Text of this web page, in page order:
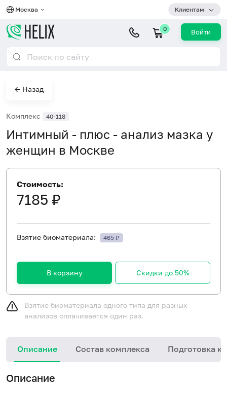
Москва Клиентам
0 Войти
← Назад
Комплекс 40-118
Интимный - плюс - анализ мазка у
женщин в Москве
Стоимость:
7185 ₽
Взятие биоматериала: 465 ₽
В корзину Скидки до 50%
Взятие биоматериала одного типа для разных
анализов оплачивается один раз.
Описание Состав комплекса Подготовка к
Описание